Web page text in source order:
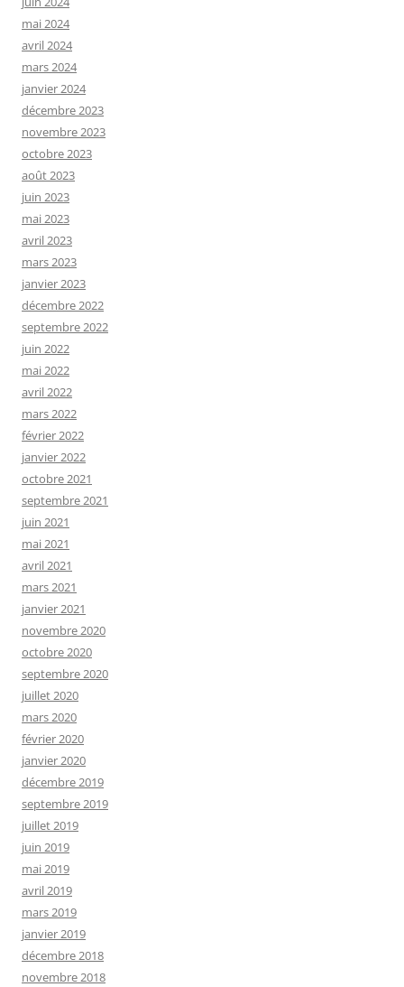
mai 2024
avril 2024
mars 2024
janvier 2024
décembre 2023
novembre 2023
octobre 2023
août 2023
juin 2023
mai 2023
avril 2023
mars 2023
janvier 2023
décembre 2022
septembre 2022
juin 2022
mai 2022
avril 2022
mars 2022
février 2022
janvier 2022
octobre 2021
septembre 2021
juin 2021
mai 2021
avril 2021
mars 2021
janvier 2021
novembre 2020
octobre 2020
septembre 2020
juillet 2020
mars 2020
février 2020
janvier 2020
décembre 2019
septembre 2019
juillet 2019
juin 2019
mai 2019
avril 2019
mars 2019
janvier 2019
décembre 2018
novembre 2018